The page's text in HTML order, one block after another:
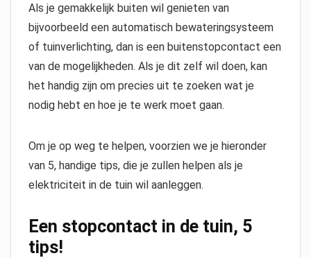
Als je gemakkelijk buiten wil genieten van
bijvoorbeeld een automatisch bewateringsysteem
of tuinverlichting, dan is een buitenstopcontact een
van de mogelijkheden. Als je dit zelf wil doen, kan
het handig zijn om precies uit te zoeken wat je
nodig hebt en hoe je te werk moet gaan.
Om je op weg te helpen, voorzien we je hieronder
van 5, handige tips, die je zullen helpen als je
elektriciteit in de tuin wil aanleggen.
Een stopcontact in de tuin, 5
tips!